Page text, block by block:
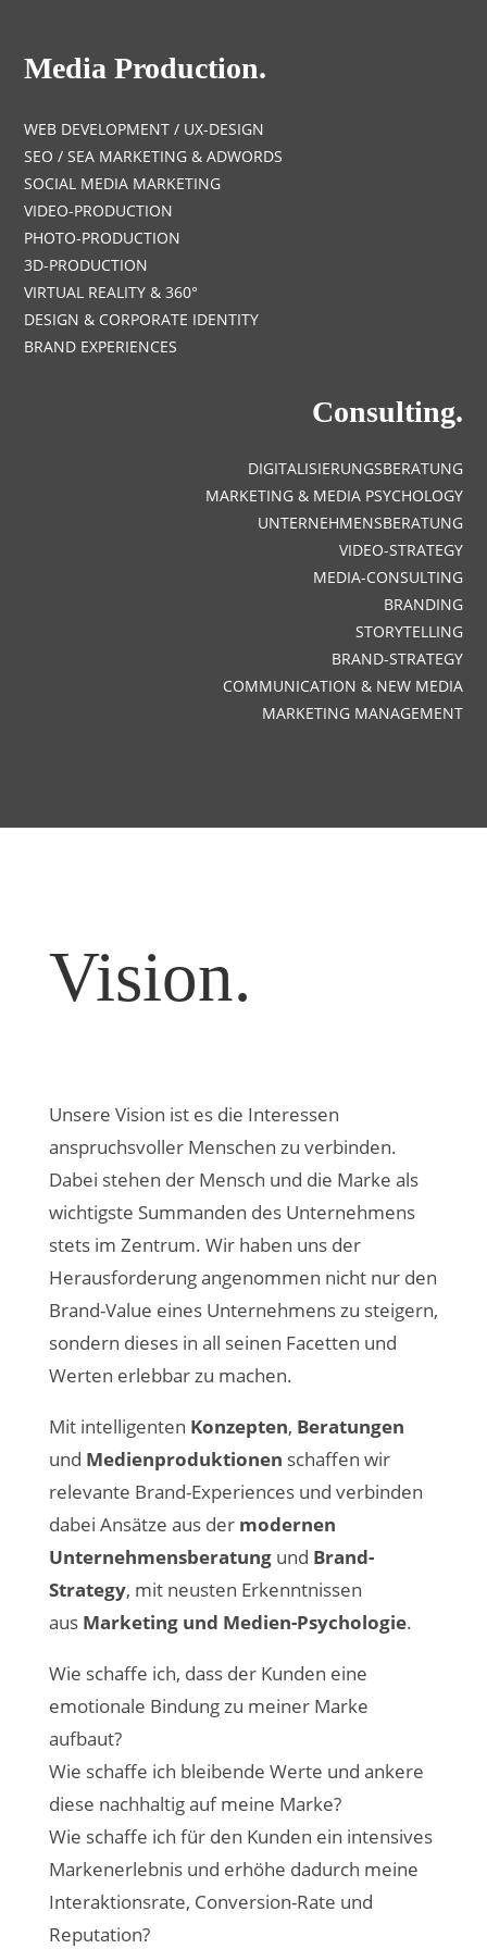
Media Production.
WEB DEVELOPMENT / UX-DESIGN
SEO / SEA MARKETING & ADWORDS
SOCIAL MEDIA MARKETING
VIDEO-PRODUCTION
PHOTO-PRODUCTION
3D-PRODUCTION
VIRTUAL REALITY & 360°
DESIGN & CORPORATE IDENTITY
BRAND EXPERIENCES
Consulting.
DIGITALISIERUNGSBERATUNG
MARKETING & MEDIA PSYCHOLOGY
UNTERNEHMENSBERATUNG
VIDEO-STRATEGY
MEDIA-CONSULTING
BRANDING
STORYTELLING
BRAND-STRATEGY
COMMUNICATION & NEW MEDIA
MARKETING MANAGEMENT
Vision.
Unsere Vision ist es die Interessen
anspruchsvoller Menschen zu verbinden.
Dabei stehen der Mensch und die Marke als
wichtigste Summanden des Unternehmens
stets im Zentrum. Wir haben uns der
Herausforderung angenommen nicht nur den
Brand-Value eines Unternehmens zu steigern,
sondern dieses in all seinen Facetten und
Werten erlebbar zu machen.
Mit intelligenten Konzepten, Beratungen
und Medienproduktionen schaffen wir
relevante Brand-Experiences und verbinden
dabei Ansätze aus der modernen
Unternehmensberatungund Brand-
Strategy, mit neusten Erkenntnissen
aus Marketing und Medien-Psychologie.
Wie schaffe ich, dass der Kunden eine
emotionale Bindung zu meiner Marke
aufbaut?
Wie schaffe ich bleibende Werte und ankere
diese nachhaltig auf meine Marke?
Wie schaffe ich für den Kunden ein intensives
Markenerlebnis und erhöhe dadurch meine
Interaktionsrate, Conversion-Rate und
Reputation?